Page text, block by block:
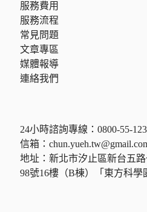
服務費用
服務流程
常見問題
文章專區
媒體報導
連絡我們
24小時諮詢專線： 0800-55-
信箱：
地址：新北市汐止區新台五
98號16樓（B棟）「東方科學